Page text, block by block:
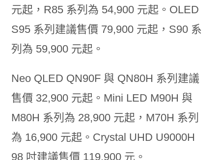
元起，R85 系列為 54,900 元起。OLED
S95 系列建議售價 79,900 元起，S90 系
列為 59,900 元起。
Neo QLED QN90F 與 QN80H 系列建議
售價 32,900 元起。Mini LED M90H 與
M80H 系列為 28,900 元起，M70H 系列
為 16,900 元起。Crystal UHD U9000H
98 吋建議售價 119,900 元。